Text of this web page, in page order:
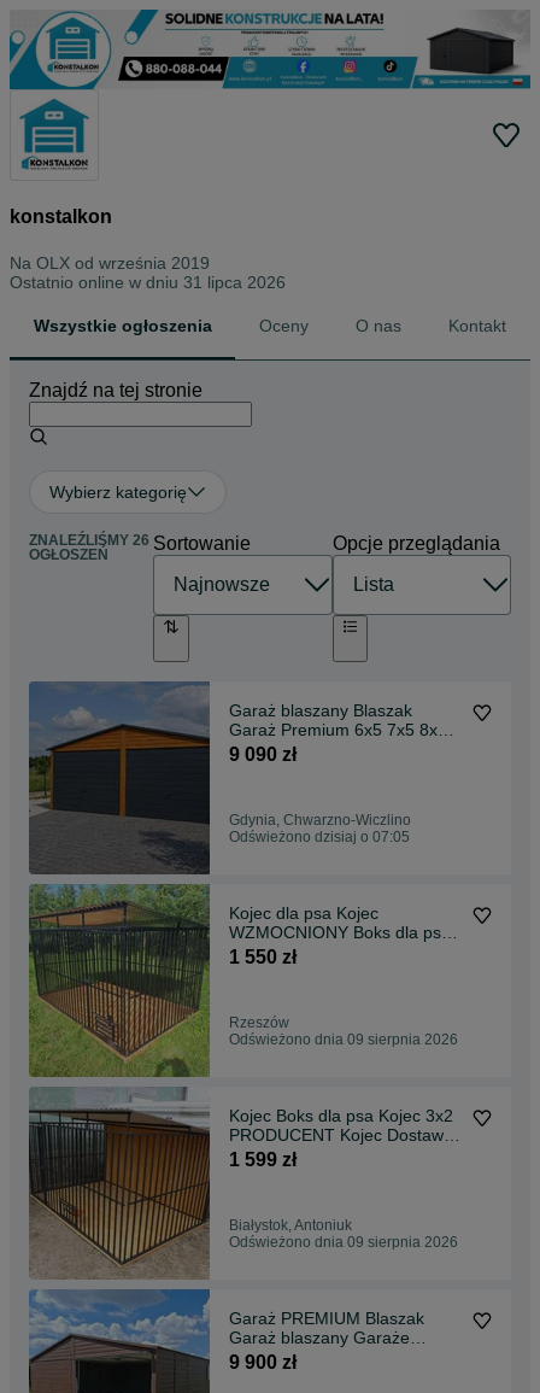
konstalkon
Na OLX od września 2019
Ostatnio online w dniu 31 lipca 2026
Wszystkie ogłoszenia Oceny O nas Kontakt
Znajdź na tej stronie
Wybierz kategorię
ZNALEŹLIŚMY 26
OGŁOSZEŃ
Sortowanie Opcje przeglądania
Garaż blaszany Blaszak
Garaż Premium 6x5 7x5 8x5
9x5 6x6 7x6 8x6 9x6 DĄB
!!!
9 090 zł
Gdynia, Chwarzno-Wiczlino
Odświeżono dzisiaj o 07:05
Kojec dla psa Kojec
WZMOCNIONY Boks dla psa
3x2 Kojce PRODUCENT
1 550 zł
Rzeszów
Odświeżono dnia 09 sierpnia 2026
Kojec Boks dla psa Kojec 3x2
PRODUCENT Kojec Dostawa
Montaż Kojce dla psów
1 599 zł
Białystok, Antoniuk
Odświeżono dnia 09 sierpnia 2026
Garaż PREMIUM Blaszak
Garaż blaszany Garaże
ORZECH Złoty Dąb Grafit 6x6
9 900 zł